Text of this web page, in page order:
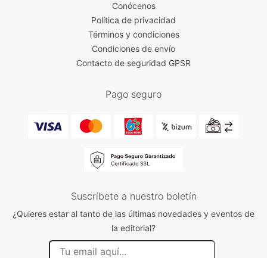
Conócenos
Política de privacidad
Términos y condiciones
Condiciones de envío
Contacto de seguridad GPSR
Pago seguro
Suscríbete a nuestro boletín
¿Quieres estar al tanto de las últimas novedades y eventos de
la editorial?